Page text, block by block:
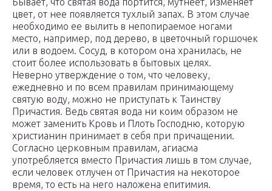
цвет, от нее появляется тухлый запах. В этом случае
необходимо ее вылить в непопираемое ногами
место, например, под дерево, в цветочный горшочек
или в водоем. Сосуд, в котором она хранилась, не
стоит более использовать в бытовых целях.
Неверно утверждение о том, что человеку,
ежедневно и по всем правилам принимающему
святую воду, можно не приступать к Таинству
Причастия. Ведь святая вода ни коим образом не
может заменить Кровь и Плоть Господню, которую
христианин принимает в себя при причащении.
Согласно церковным правилам, агиасма
употребляется вместо Причастия лишь в том случае,
если человек отлучен от Причастия на некоторое
время, то есть на него наложена епитимия.